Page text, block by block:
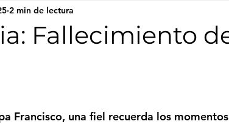
Jujuy
Incendios Tenis de Mesa
Fallecimiento
2 min de lectura
Francisco, una fiel recuerda los